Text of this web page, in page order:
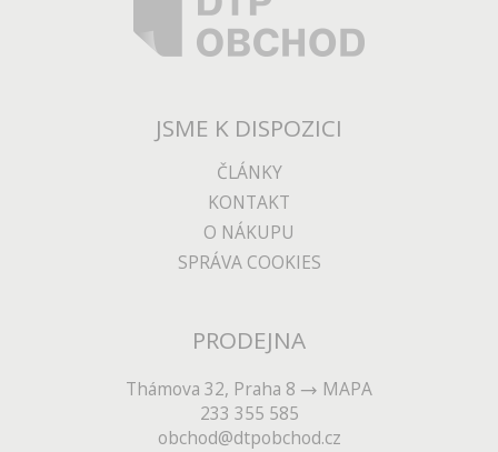
JSME K DISPOZICI
ČLÁNKY
KONTAKT
O NÁKUPU
SPRÁVA COOKIES
PRODEJNA
Thámova 32, Praha 8
MAPA
233 355 585
obchod@dtpobchod.cz